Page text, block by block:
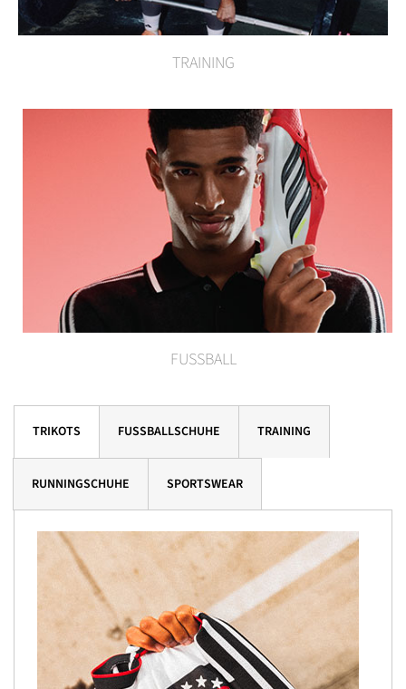
TRAINING
FUSSBALL
TRIKOTS FUSSBALLSCHUHE TRAINING
RUNNINGSCHUHE SPORTSWEAR